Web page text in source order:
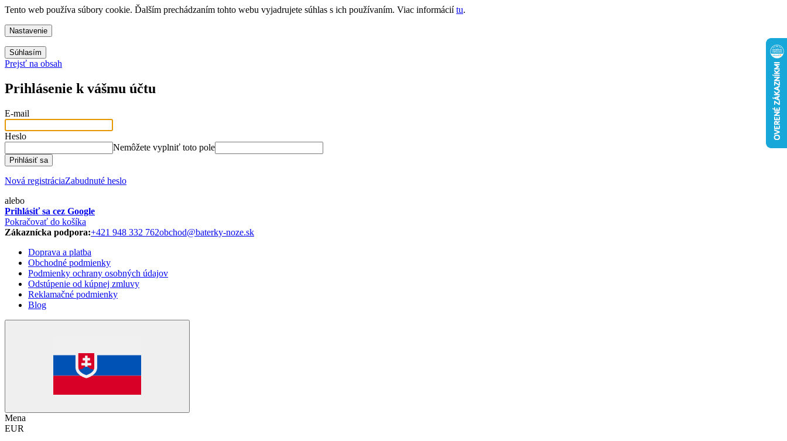
Tento web používa súbory cookie. Ďalším prechádzaním tohto webu vyjadrujete súhlas s ich používaním. Viac informáciítu.
Nastavenie
Súhlasím
Prejsť na obsah
Prihlásenie k vášmu účtu
E-mail
Heslo
Nemôžete vyplniť toto pole
Prihlásiť sa
Nová registráciaZabudnuté heslo
alebo
Prihlásiť sa cez Google
Pokračovať do košíka
Zákaznícka podpora:+421 948 332 762obchod@baterky-noze.sk
Doprava a platba
Obchodné podmienky
Podmienky ochrany osobných údajov
Odstúpenie od kúpnej zmluvy
Reklamačné podmienky
Blog
Mena
EUR